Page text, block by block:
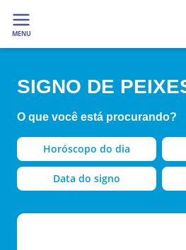
MENU
SIGNO DE
O que você está procurando?
Horóscopo do dia
Data do signo